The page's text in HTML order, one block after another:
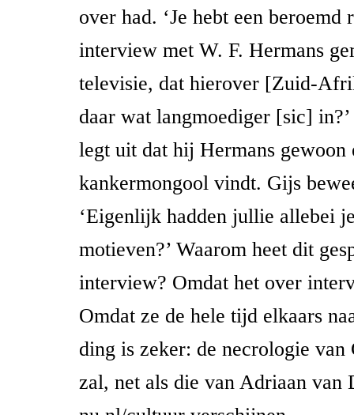
over had. ‘Je hebt een beroemd
interview met W. F. Hermans
televisie, dat hierover [Zuid-
daar wat langmoediger [sic]
legt uit dat hij Hermans gewoon
kankermongool vindt. Gijs
‘Eigenlijk hadden jullie allebei
motieven?’ Waarom heet dit
interview? Omdat het over
Omdat ze de hele tijd elkaars
ding is zeker: de necrologie van
zal, net als die van Adriaan van